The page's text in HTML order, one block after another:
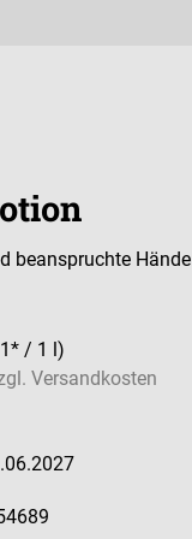
beanspruchte Hände
/ 1 l)
Versandkosten